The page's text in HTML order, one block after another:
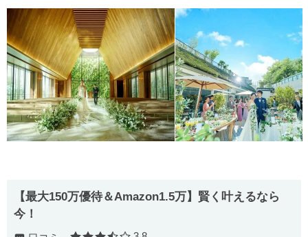
【最⼤150万優待＆Amazon1.5万】賢く叶えるなら
今！